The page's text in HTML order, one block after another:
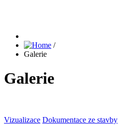
/
Galerie
Galerie
Vizualizace Dokumentace ze stavby